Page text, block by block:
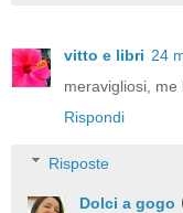
vitto e libri 24
meravigliosi, me
Rispondi
Risposte
Dolci a gogo